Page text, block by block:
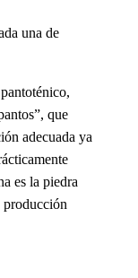
que
adecuada ya
es la piedra
producción